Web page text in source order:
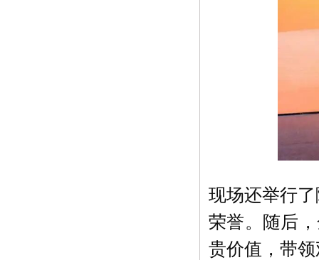
现场还举行
荣誉。随后
贵价值，带